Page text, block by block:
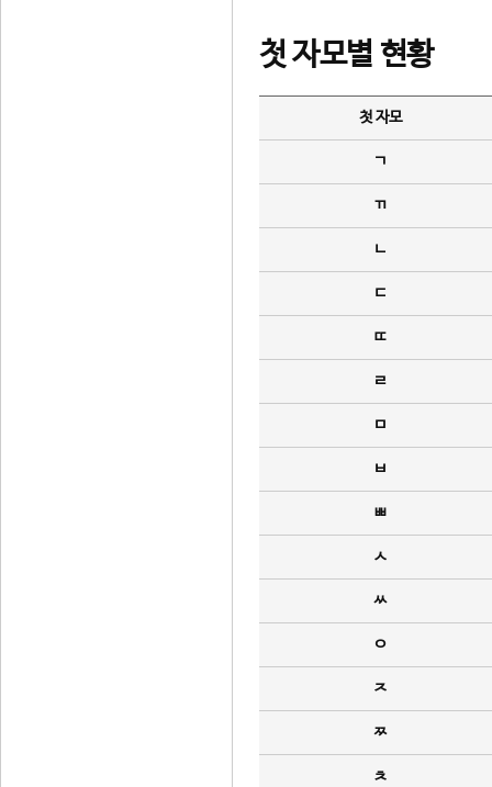
첫 자모별 현황
첫 자모
ㄱ
ㄲ
ㄴ
ㄷ
ㄸ
ㄹ
ㅁ
ㅂ
ㅃ
ㅅ
ㅆ
ㅇ
ㅈ
ㅉ
ㅊ